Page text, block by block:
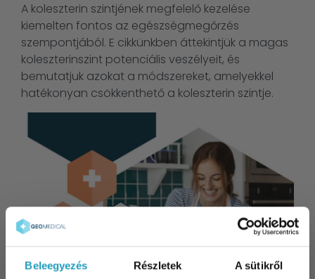
Beleegyezés Részletek A sütikről
A koleszterin szintjének megfelelő kezelése
kiemelten fontos az egészségmegőrzés
szempontjából. E cikkünkben áttekintjük a magas
koleszterinszint potenciális veszélyeit, és
bemutatjuk azokat a módszereket, amelyekkel
hatékonyan csökkenthető a koleszterin szintje.